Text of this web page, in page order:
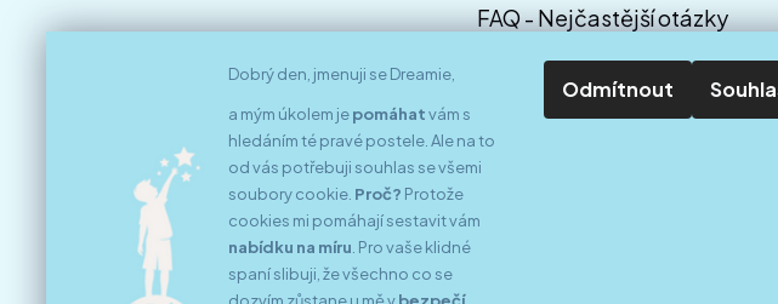
Dobrý den, jmenuji se Dreamie,
a mým úkolem jepomáhatvám s
hledáním té pravé postele. Ale na to
od vás potřebuji souhlas se všemi
soubory cookie. Proč? Protože
cookies mi pomáhají sestavit vám
nabídku na míru . Pro vaše klidné
spaní slibuji, že všechno co se
Odmítnout
á
a
t
í
FAQ - Nejčastější otázky
Doprava a platba
Znáte nás z médií